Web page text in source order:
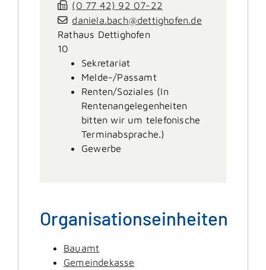
(0 77 42) 92 07-22
daniela.bach@dettighofen.de
Rathaus Dettighofen
10
Sekretariat
Melde-/Passamt
Renten/Soziales (In
Rentenangelegenheiten
bitten wir um telefonische
Terminabsprache.)
Gewerbe
Organisationseinheiten
Bauamt
Gemeindekasse